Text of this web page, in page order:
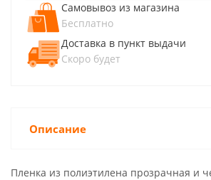
Самовывоз из магазина
Бесплатно
Доставка в пункт выдачи
Скоро будет
Описание
Пленка из полиэтилена прозрачная и